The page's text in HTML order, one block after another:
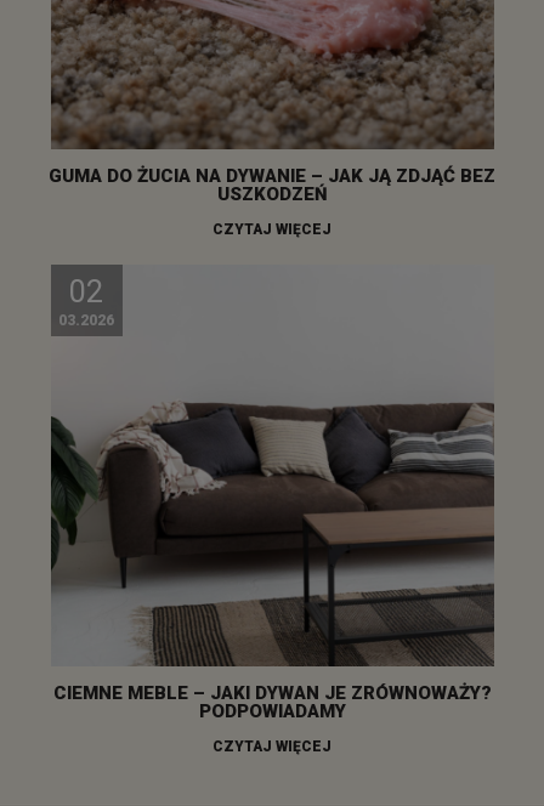
GUMA DO ŻUCIA NA DYWANIE – JAK JĄ ZDJĄĆ BEZ
USZKODZEŃ
CZYTAJ WIĘCEJ
02
03.2026
CIEMNE MEBLE – JAKI DYWAN JE ZRÓWNOWAŻY?
PODPOWIADAMY
CZYTAJ WIĘCEJ